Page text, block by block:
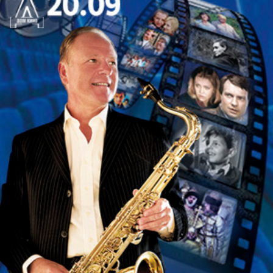
О музыкантах:
В составе коллектива «Виолончеллика»
профессиональные музыканты, лауреаты
международных музыкальных конкурсов,
выступавшие на международных фестивалях.
Подарите себе и любимым незабываемый
романтический вечер!
До встречи в Севкабель Порт!
* Уважаемые зрители, в случае пасмурной
погоды и/или небольшого дождя - концерт
состоится. В случае более
неблагоприятных погодных условий,
концерт будет отменен, а билеты будут
перенесены на следующую дату концерта.
Чтобы не пропустить новости о концерте,
подписывайтесь на наш ТГ-канал: